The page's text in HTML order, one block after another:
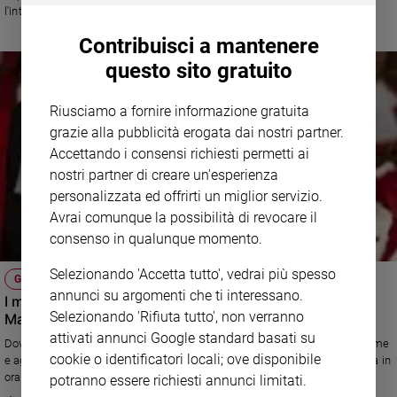
Ambiente
Volontariato
Aziende
Caso
della
settimana
Migranti
Diversità
e
inclusione
Costume
Cultura
e
spettacoli
l'intervento che avrebbero dovuto fare insieme ad alcuni ex terroristi.
testimonianza non offende la Costituzione".
GIUSTIZIA
I magistrati si ribellano: no agli ex Br alla Scuola di
Magistratura
Doveva essere un corso di giustizia riparativa, con insieme al tavolo vittime
e aggressori, ma un movimento d'opinione dei magistrati cresciuto di ora in
ora ha detto no a Bonisoli e Faranda relatori nella loro scuola: scelta
inopportuna, secondo loro, perché il terrorismo non è un reato qualunque.
Contribuisci a mantenere
questo sito gratuito
Riusciamo a fornire informazione gratuita
grazie alla pubblicità erogata dai nostri partner.
Accettando i consensi richiesti permetti ai
nostri partner di creare un'esperienza
personalizzata ed offrirti un miglior servizio.
Avrai comunque la possibilità di revocare il
consenso in qualunque momento.
Selezionando 'Accetta tutto', vedrai più spesso
annunci su argomenti che ti interessano.
Selezionando 'Rifiuta tutto', non verranno
attivati annunci Google standard basati su
cookie o identificatori locali; ove disponibile
potranno essere richiesti annunci limitati.